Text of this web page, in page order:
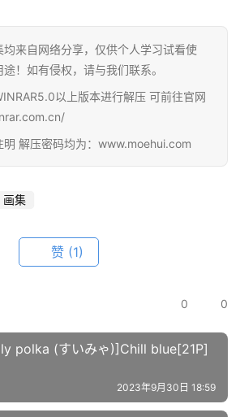
来自网络分享，仅供个人学习试看使
！如有侵权，请与我们联系。
以上版本进行解压 可前往官网
明 解压密码均为：www.moehui.com
画集
赞 (1)
0 0
polka (すいみゃ)]Chill blue[21P]
2023年9月30日 18:59